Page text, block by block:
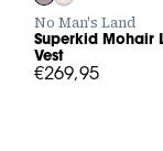
in to add
No Man's Land
Superkid Mohair
Vest
€269,95